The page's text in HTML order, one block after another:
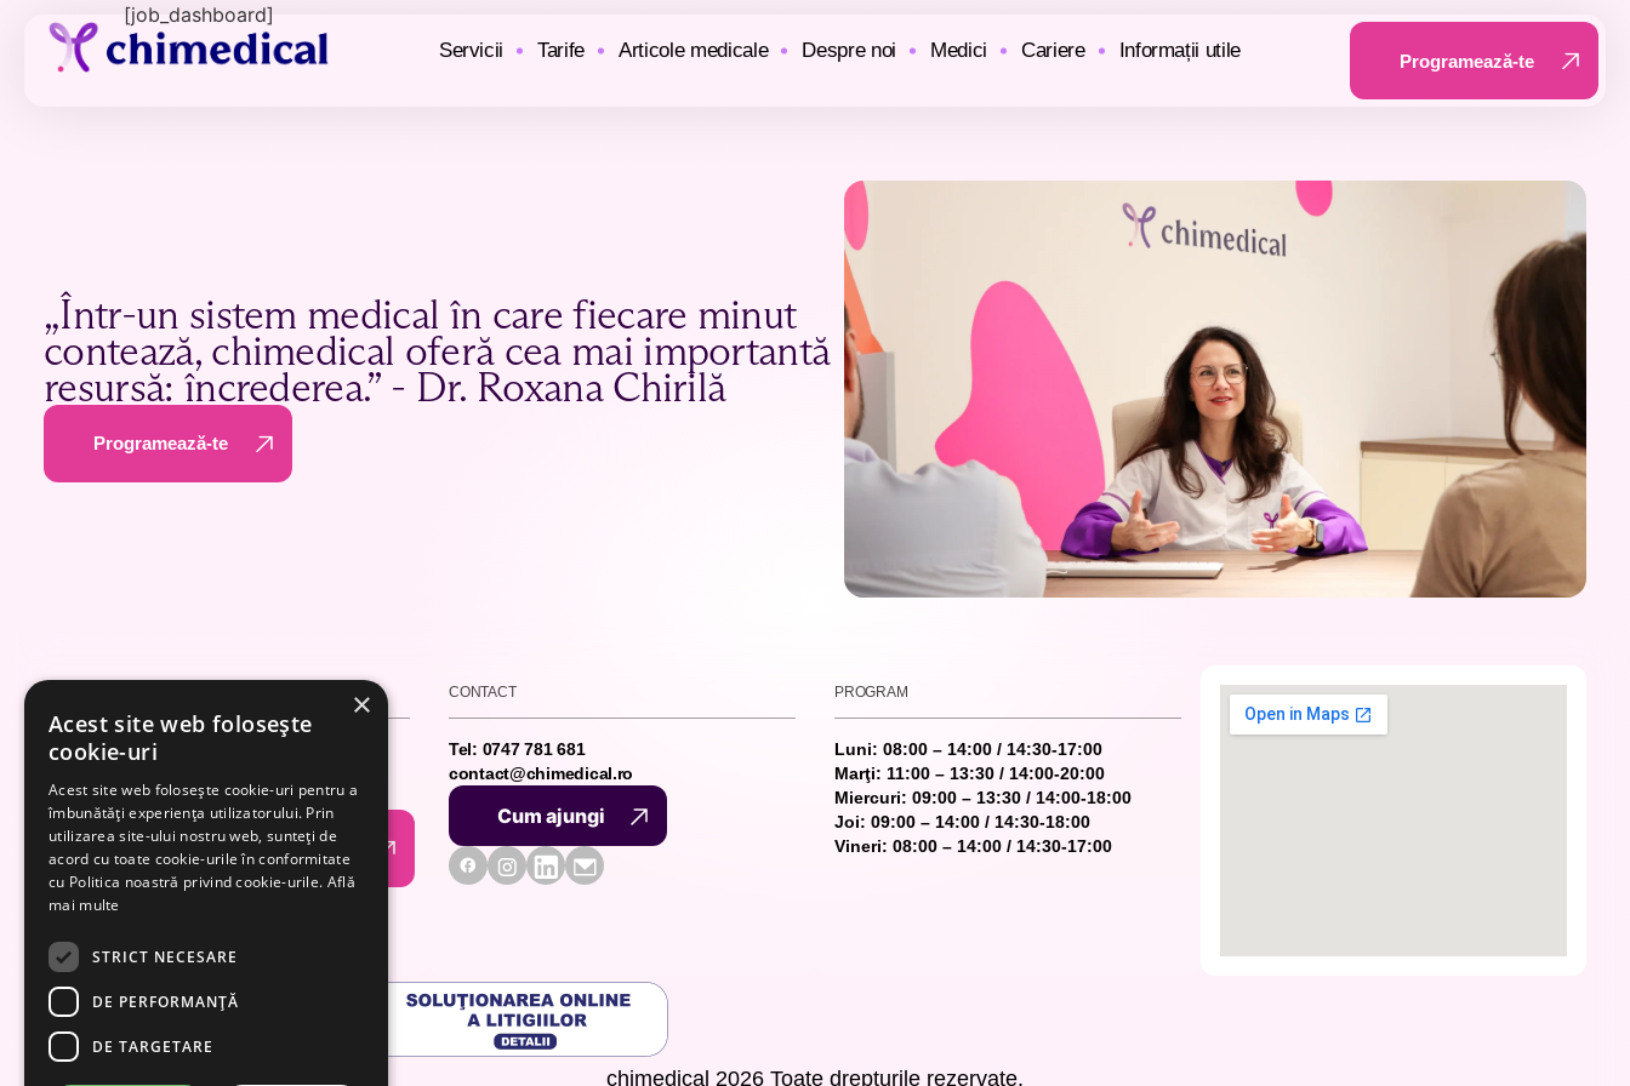
Servicii Tarife Articole medicale Despre noi Medici Cariere Informații utile
Programează-te
[job_dashboard]
„Într-un sistem medical în care fiecare minut
contează, chimedical oferă cea mai importantă
resursă: încrederea.” - Dr. Roxana Chirilă
Programează-te
Politica privind modulele cookie
Prelucrarea datelor personale
Abonează-te la newsletter
Abonează-te la newsletter
CONTACT
Tel: 0747 781 681
contact@chimedical.ro
Cum ajungi
Cum ajungi
PROGRAM
Luni: 08:00 – 14:00 / 14:30-17:00
Marţi: 11:00 – 13:30 / 14:00-20:00
Miercuri: 09:00 – 13:30 / 14:00-18:00
Joi: 09:00 – 14:00 / 14:30-18:00
Vineri: 08:00 – 14:00 / 14:30-17:00
chimedical 2026 Toate drepturile rezervate.
×
Acest site web folosește
cookie-uri
Acest site web folosește cookie-uri pentru a
îmbunătăți experiența utilizatorului. Prin
utilizarea site-ului nostru web, sunteți de
acord cu toate cookie-urile în conformitate
cu Politica noastră privind cookie-urile. Află
mai multe
STRICT NECESARE
DE PERFORMANȚĂ
DE TARGETARE